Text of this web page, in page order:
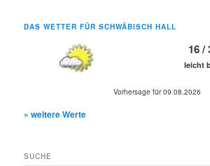
DAS WETTER FÜR SCHWÄBISCH HALL
16 /
leicht
Vorhersage für 09.08.2026
» weitere Werte
SUCHE